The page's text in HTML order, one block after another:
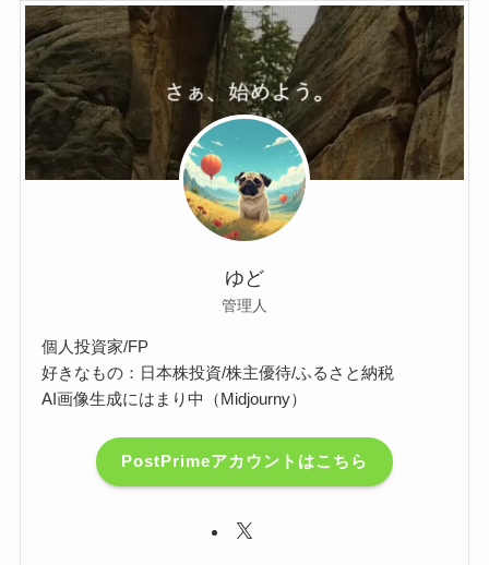
ゆど
管理人
個人投資家/FP
好きなもの：日本株投資/株主優待/ふるさと納税
AI画像生成にはまり中（Midjourny）
PostPrimeアカウントはこちら